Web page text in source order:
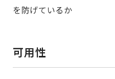
を防げているか
可用性